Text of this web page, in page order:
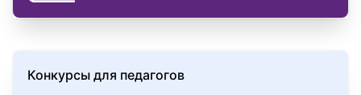
Конкурсы для педагогов